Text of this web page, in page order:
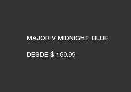
MAJOR V MIDNIGHT BLUE
DESDE $ 169.99